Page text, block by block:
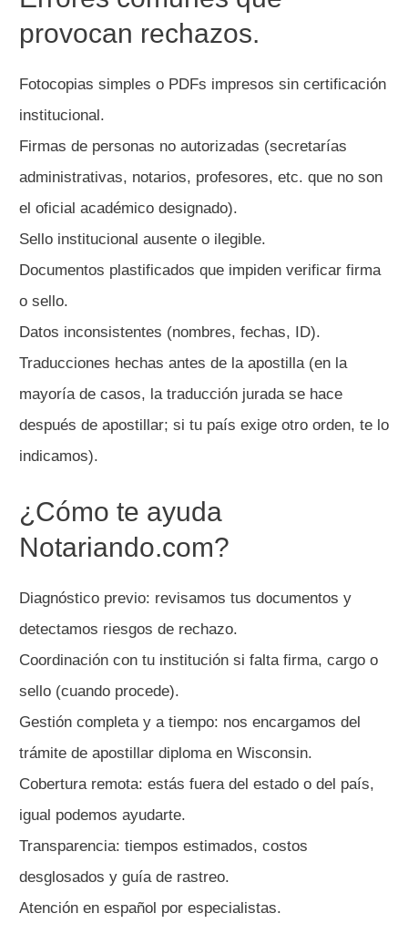
provocan rechazos.
Fotocopias simples o PDFs impresos sin certificación
institucional.
Firmas de personas no autorizadas (secretarías
administrativas, notarios, profesores, etc. que no son
el oficial académico designado).
Sello institucional ausente o ilegible.
Documentos plastificados que impiden verificar firma
o sello.
Datos inconsistentes (nombres, fechas, ID).
Traducciones hechas antes de la apostilla (en la
mayoría de casos, la traducción jurada se hace
después de apostillar; si tu país exige otro orden, te lo
indicamos).
¿Cómo te ayuda
Notariando.com?
Diagnóstico previo: revisamos tus documentos y
detectamos riesgos de rechazo.
Coordinación con tu institución si falta firma, cargo o
sello (cuando procede).
Gestión completa y a tiempo: nos encargamos del
trámite de apostillar diploma en Wisconsin.
Cobertura remota: estás fuera del estado o del país,
igual podemos ayudarte.
Transparencia: tiempos estimados, costos
desglosados y guía de rastreo.
Atención en español por especialistas.